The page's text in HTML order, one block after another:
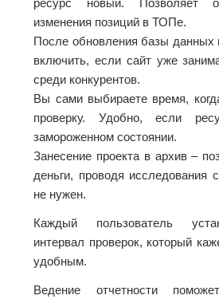
ресурс новый. Позволяет
изменения позиций в ТОПе.
После обновления базы данных
включить, если сайт уже
среди конкурентов.
Вы сами выбираете время,
проверку. Удобно, если
замороженном состоянии.
Занесение проекта в архив –
деньги, проводя исследования
не нужен.
Каждый пользователь
интервал проверок, который
удобным.
Ведение отчетности